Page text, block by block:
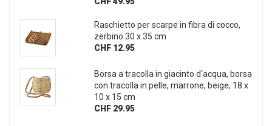
Raschietto per scarpe in fibra di cocco,
zerbino 30 x 35 cm
CHF 12.95
Borsa a tracolla in giacinto d‘acqua, borsa
con tracolla in pelle, marrone, beige, 18 x
10 x 15 cm
CHF 29.95